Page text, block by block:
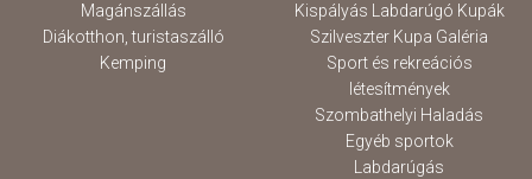
Magánszállás
Diákotthon, turistaszálló
Kemping
Kispályás Labdarúgó Kupák
Szilveszter Kupa Galéria
Sport és rekreációs
létesítmények
Szombathelyi Haladás
Egyéb sportok
Labdarúgás